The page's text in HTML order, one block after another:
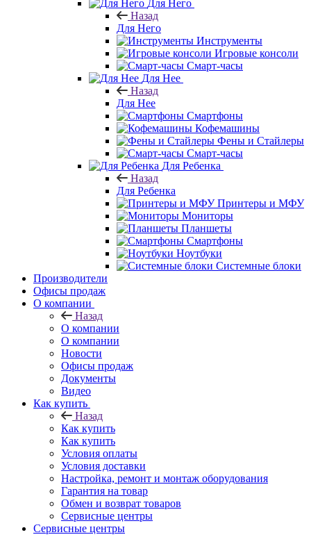
Для Него
Назад
Для Него
Инструменты
Игровые консоли
Смарт-часы
Для Нее
Назад
Для Нее
Смартфоны
Кофемашины
Фены и Стайлеры
Смарт-часы
Для Ребенка
Назад
Для Ребенка
Принтеры и МФУ
Мониторы
Планшеты
Смартфоны
Ноутбуки
Системные блоки
Производители
Офисы продаж
О компании
Назад
О компании
О компании
Новости
Офисы продаж
Документы
Видео
Как купить
Назад
Как купить
Как купить
Условия оплаты
Условия доставки
Настройка, ремонт и монтаж оборудования
Гарантия на товар
Обмен и возврат товаров
Сервисные центры
Сервисные центры